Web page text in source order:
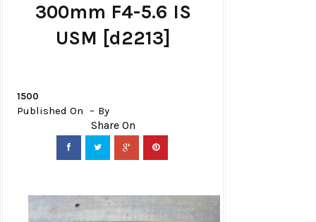
300mm F4-5.6 IS
USM [d2213]
1500
Published On By